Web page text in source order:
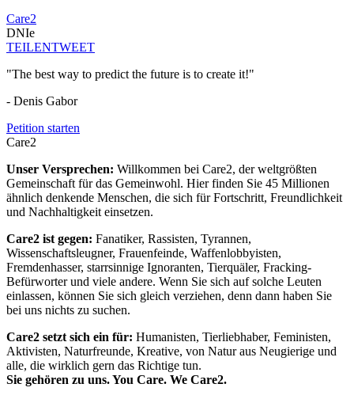
Care2
DNIe
TEILENTWEET
"The best way to predict the future is to create it!"
- Denis Gabor
Petition starten
Care2
Unser Versprechen: Willkommen bei Care2, der weltgrößten
Gemeinschaft für das Gemeinwohl. Hier finden Sie 45 Millionen
ähnlich denkende Menschen, die sich für Fortschritt, Freundlichkeit
und Nachhaltigkeit einsetzen.
Care2 ist gegen: Fanatiker, Rassisten, Tyrannen,
Wissenschaftsleugner, Frauenfeinde, Waffenlobbyisten,
Fremdenhasser, starrsinnige Ignoranten, Tierquäler, Fracking-
Befürworter und viele andere. Wenn Sie sich auf solche Leuten
einlassen, können Sie sich gleich verziehen, denn dann haben Sie
bei uns nichts zu suchen.
Care2 setzt sich ein für: Humanisten, Tierliebhaber, Feministen,
Aktivisten, Naturfreunde, Kreative, von Natur aus Neugierige und
alle, die wirklich gern das Richtige tun.
Sie gehören zu uns. You Care. We Care2.